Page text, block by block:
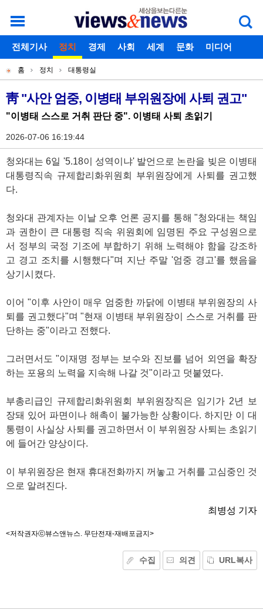
개
별
메
뉴
로그인 회원가입 아이디찾기 비밀번호찾기
주
메
뉴
전체기사 정치 경제 사회 세계 문화
미디어
현
재
위
치
홈 정치 대통령실
기
사
본
문
靑 "사안 엄중, 이병태 부위원장에 사퇴 권고"
"이병태 스스로 거취 판단 중". 이병태 사퇴 초읽기
2026-07-06 16:19:44
청와대는 6일 '5.18이 성역이냐' 발언으로 논란을 빚은 이병태
대통령직속 규제합리화위원회 부위원장에게 사퇴를 권고했
다.
청와대 관계자는 이날 오후 언론 공지를 통해 "청와대는 책임
과 권한이 큰 대통령 직속 위원회에 임명된 주요 구성원으로
서 정부의 국정 기조에 부합하기 위해 노력해야 함을 강조하
고 경고 조치를 시행했다"며 지난 주말 '엄중 경고'를 했음을
상기시켰다.
이어 "이후 사안이 매우 엄중한 까닭에 이병태 부위원장의 사
퇴를 권고했다"며 "현재 이병태 부위원장이 스스로 거취를 판
단하는 중"이라고 전했다.
그러면서도 "이재명 정부는 보수와 진보를 넘어 외연을 확장
하는 포용의 노력을 지속해 나갈 것"이라고 덧붙였다.
부총리급인 규제합리화위원회 부위원장직은 임기가 2년 보
장돼 있어 파면이나 해촉이 불가능한 상황이다. 하지만 이 대
통령이 사실상 사퇴를 권고하면서 이 부위원장 사퇴는 초읽기
에 들어간 양상이다.
이 부위원장은 현재 휴대전화까지 꺼놓고 거취를 고심중인 것
으로 알려진다.
최병성 기자
<저작권자ⓒ뷰스앤뉴스. 무단전재-재배포금지>
수집 의견 URL복사